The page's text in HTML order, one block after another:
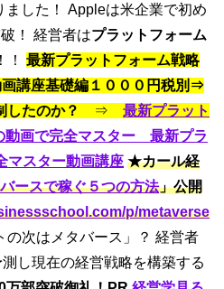
ました！ Appleは米企業で初め
！ 経営者はプラットフォーム
！ 最新プラットフォーム戦略
画講座基礎編１０００円税別⇒
したのか？
⇒ 最新プラット
動画で完全マスター 最新プラ
マスター動画講座 ★カール経
ースで稼ぐ５つの方法」公開
p/metaverse
の次はメタバース」？ 経営者
し現在の経営戦略を構築する